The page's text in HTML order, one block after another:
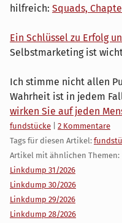
hilfreich: Squads,
Ein Schlüssel zu Erfolg
Selbstmarketing ist
Ich stimme nicht allen
Wahrheit ist in jedem
wirken Sie auf jeden
Kategorien:
fundstücke
2 Kommentare
Tags für diesen Artikel:
Artikel mit ähnlichen Themen:
Linkdump 31/2026
Linkdump 30/2026
Linkdump 29/2026
Linkdump 28/2026